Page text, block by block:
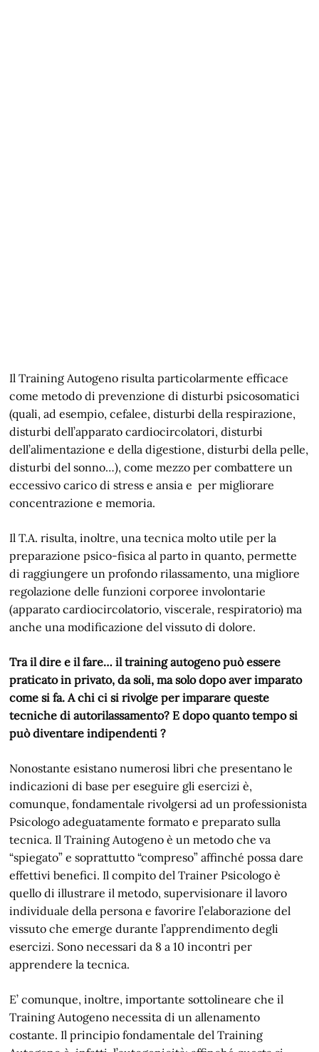
Il Training Autogeno risulta particolarmente efficace
come metodo di prevenzione di disturbi psicosomatici
(quali, ad esempio, cefalee, disturbi della respirazione,
disturbi dell’apparato cardiocircolatori, disturbi
dell’alimentazione e della digestione, disturbi della pelle,
disturbi del sonno…), come mezzo per combattere un
eccessivo carico di stress e ansia e per migliorare
concentrazione e memoria.
Il T.A. risulta, inoltre, una tecnica molto utile per la
preparazione psico-fisica al parto in quanto, permette
di raggiungere un profondo rilassamento, una migliore
regolazione delle funzioni corporee involontarie
(apparato cardiocircolatorio, viscerale, respiratorio) ma
anche una modificazione del vissuto di dolore.
Tra il dire e il fare… il training autogeno può essere
praticato in privato, da soli, ma solo dopo aver imparato
come si fa. A chi ci si rivolge per imparare queste
tecniche di autorilassamento? E dopo quanto tempo si
può diventare indipendenti ?
Nonostante esistano numerosi libri che presentano le
indicazioni di base per eseguire gli esercizi è,
comunque, fondamentale rivolgersi ad un professionista
Psicologo adeguatamente formato e preparato sulla
tecnica. Il Training Autogeno è un metodo che va
“spiegato” e soprattutto “compreso” affinché possa dare
effettivi benefici. Il compito del Trainer Psicologo è
quello di illustrare il metodo, supervisionare il lavoro
individuale della persona e favorire l’elaborazione del
vissuto che emerge durante l’apprendimento degli
esercizi. Sono necessari da 8 a 10 incontri per
apprendere la tecnica.
E’ comunque, inoltre, importante sottolineare che il
Training Autogeno necessita di un allenamento
costante. Il principio fondamentale del Training